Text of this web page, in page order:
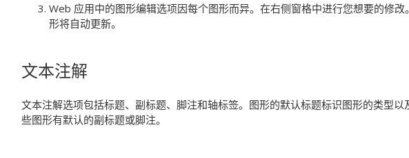
Web 应用中的图形编辑选项因每个图形而异。在右侧窗格中进行您想要的修改
形将自动更新。
文本注解
文本注解选项包括标题、副标题、脚注和轴标签。图形的默认标题标识图形的类型
些图形有默认的副标题或脚注。